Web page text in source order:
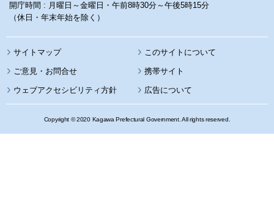
開庁時間 : 月曜日～金曜日・午前8時30分～午後5時15分
（休日・年末年始を除く）
サイトマップ このサイトについて
携帯サイト
ウェブアクセシビリティ方針 広告について
Copyright © 2020 Kagawa Prefectural Government. All rights reserved.